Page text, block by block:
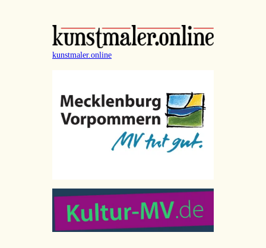
kunstmaler.online